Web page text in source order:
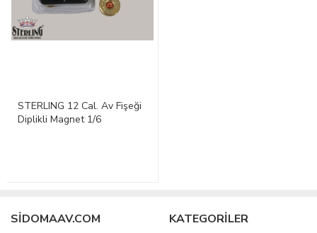
STERLING 12 Cal. Av Fişeği
Diplikli Magnet 1/6
SIDOMAAV.COM KATEGORİLER